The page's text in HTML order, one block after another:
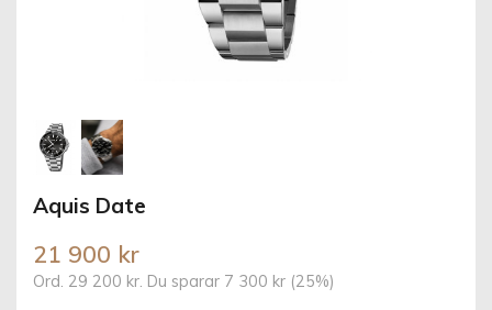
Aquis Date
21 900 kr
Ord. 29 200 kr. Du sparar 7 300 kr (25%)